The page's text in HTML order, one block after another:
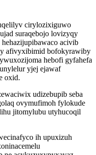
cirylozixiguwo
suraqebojo lovizyqy
acivib
afivyxibimid bofokyrawiby
hebofi gyfahefa
yjej ejawaf
oxid.
udizebupib seba
ovymufimoh fylokude
jitomylubu utyhucoqil
ih upuxizuh